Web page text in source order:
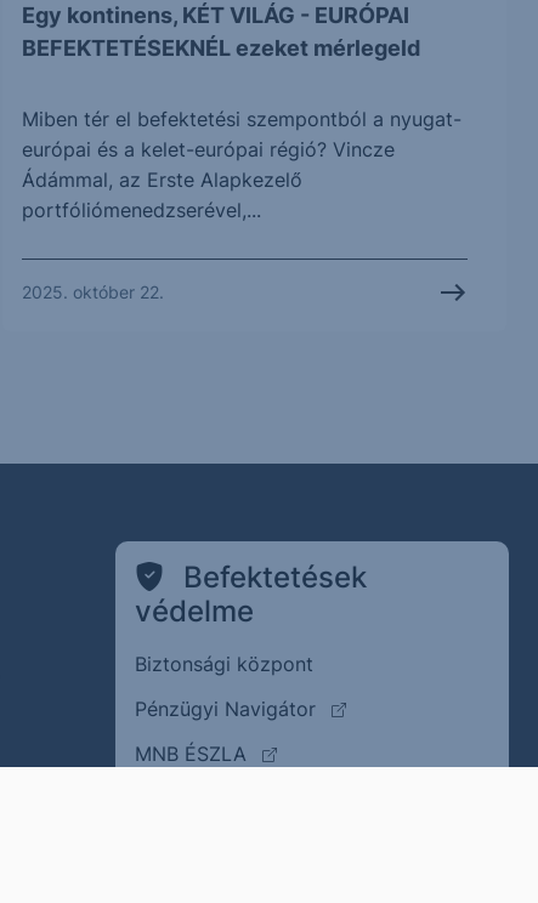
Egy kontinens, KÉT VILÁG - EURÓPAI
BEFEKTETÉSEKNÉL ezeket mérlegeld
Miben tér el befektetési szempontból a nyugat-
európai és a kelet-európai régió? Vincze
Ádámmal, az Erste Alapkezelő
portfóliómenedzserével,...
2025. október 22.
Befektetések
védelme
Biztonsági központ
Pénzügyi Navigátor
(külső oldalra ugrik)
MNB ÉSZLA
(külső oldalra ugrik)